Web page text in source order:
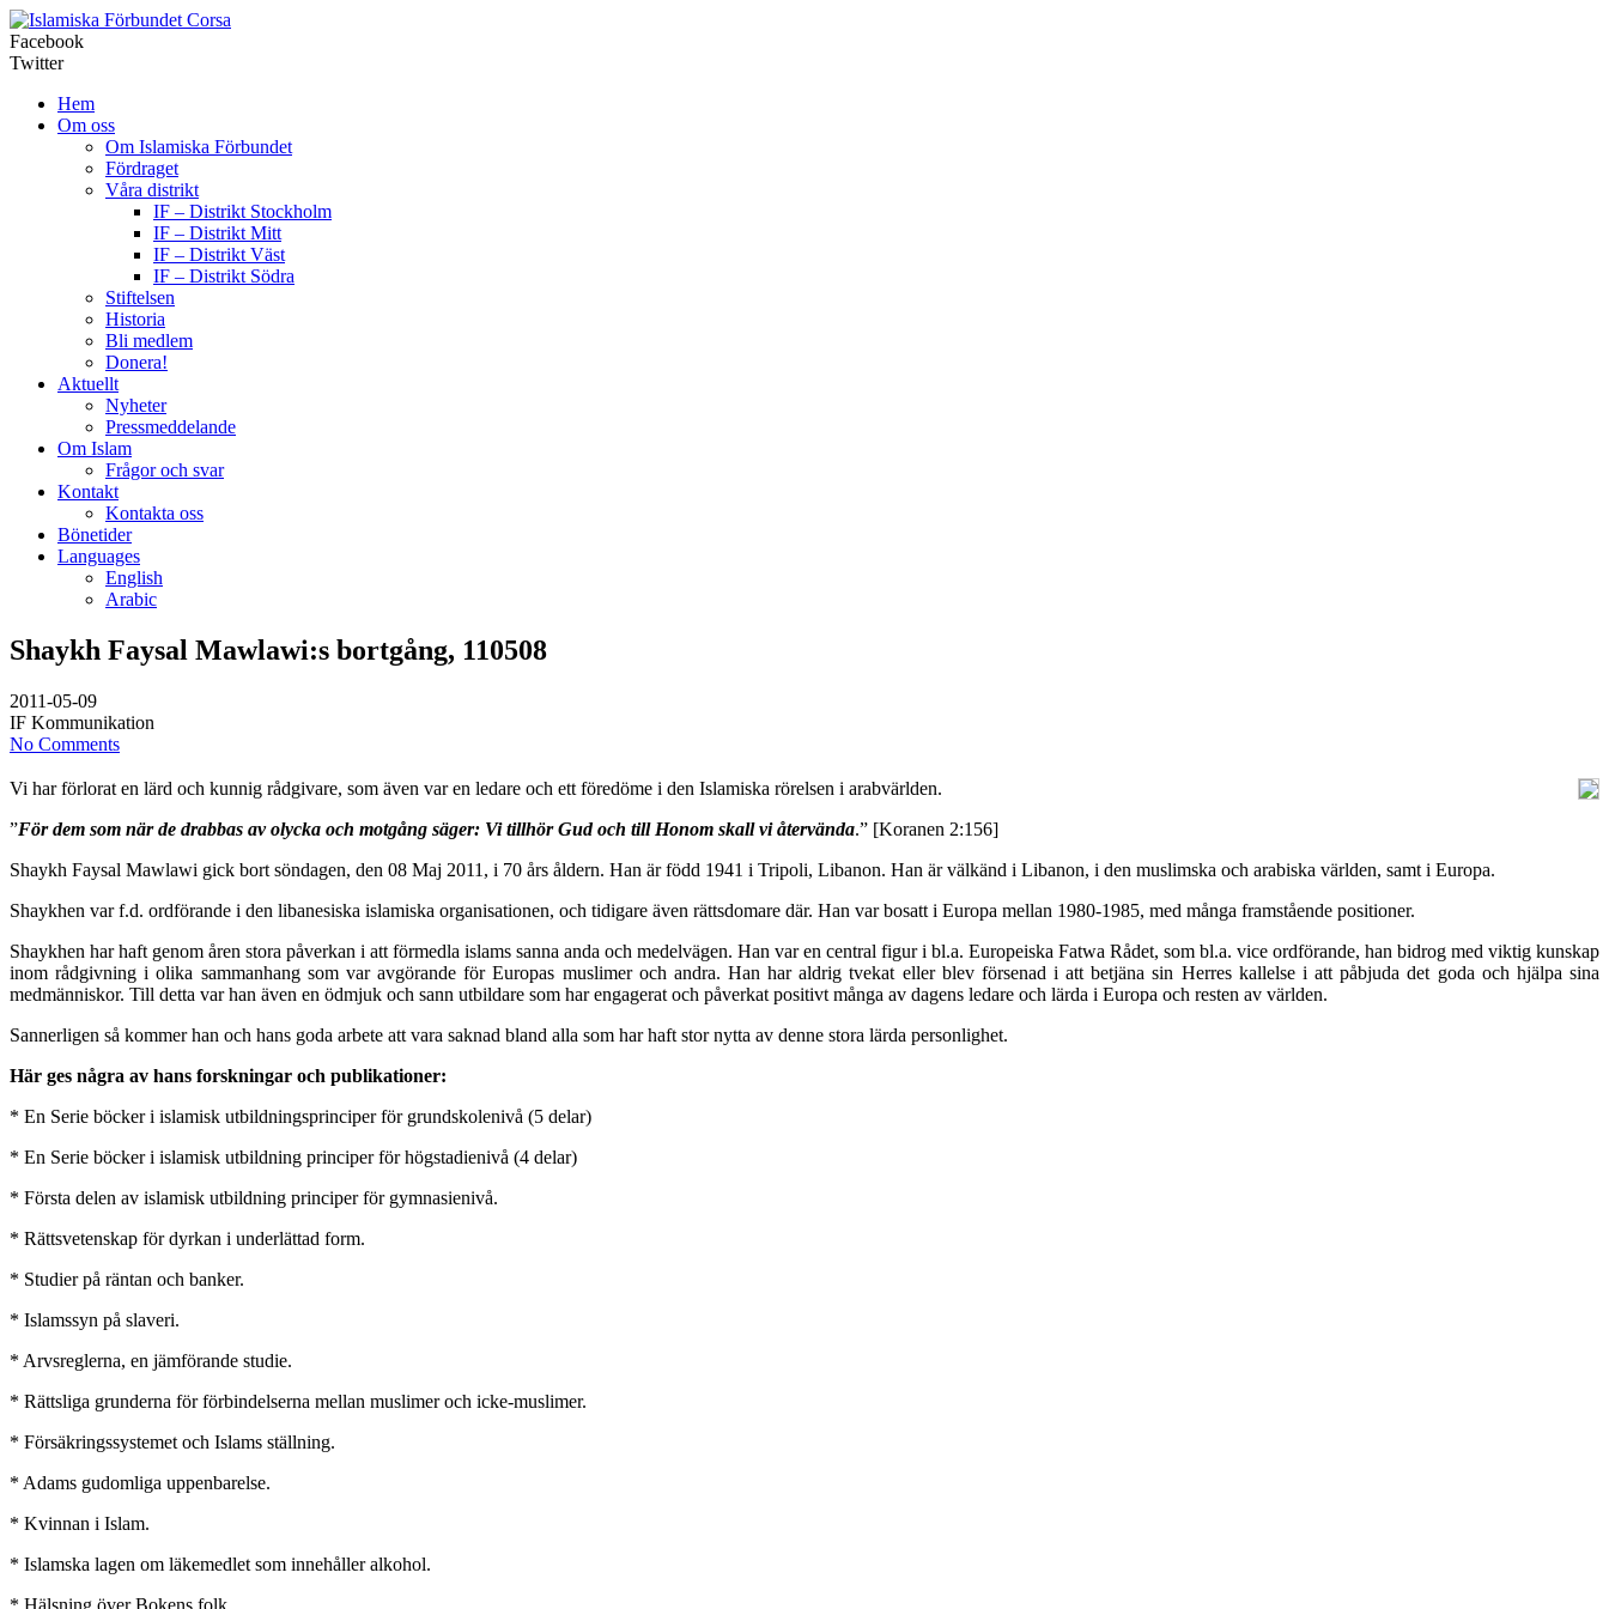
Corsa
Facebook
Twitter
Hem
Om oss
Om Islamiska Förbundet
Fördraget
Våra distrikt
IF – Distrikt Stockholm
IF – Distrikt Mitt
IF – Distrikt Väst
IF – Distrikt Södra
Stiftelsen
Historia
Bli medlem
Donera!
Aktuellt
Nyheter
Pressmeddelande
Om Islam
Frågor och svar
Kontakt
Kontakta oss
Bönetider
Languages
English
Arabic
Shaykh Faysal Mawlawi:s bortgång, 110508
2011-05-09
IF Kommunikation
No Comments
Vi har förlorat en lärd och kunnig rådgivare, som även var en ledare och ett föredöme i den Islamiska rörelsen i arabvärlden.
”För dem som när de drabbas av olycka och motgång säger: Vi tillhör Gud och till Honom skall vi återvända.” [Koranen 2:156]
Shaykh Faysal Mawlawi gick bort söndagen, den 08 Maj 2011, i 70 års åldern. Han är född 1941 i Tripoli, Libanon. Han är välkänd i Libanon, i den muslimska och arabiska världen, samt i Europa.
Shaykhen var f.d. ordförande i den libanesiska islamiska organisationen, och tidigare även rättsdomare där. Han var bosatt i Europa mellan 1980-1985, med många framstående positioner.
Shaykhen har haft genom åren stora påverkan i att förmedla islams sanna anda och medelvägen. Han var en central figur i bl.a. Europeiska Fatwa Rådet, som bl.a. vice ordförande, han bidrog med viktig kunskap
inom rådgivning i olika sammanhang som var avgörande för Europas muslimer och andra. Han har aldrig tvekat eller blev försenad i att betjäna sin Herres kallelse i att påbjuda det goda och hjälpa sina
medmänniskor. Till detta var han även en ödmjuk och sann utbildare som har engagerat och påverkat positivt många av dagens ledare och lärda i Europa och resten av världen.
Sannerligen så kommer han och hans goda arbete att vara saknad bland alla som har haft stor nytta av denne stora lärda personlighet.
Här ges några av hans forskningar och publikationer:
* En Serie böcker i islamisk utbildningsprinciper för grundskolenivå (5 delar)
* En Serie böcker i islamisk utbildning principer för högstadienivå (4 delar)
* Första delen av islamisk utbildning principer för gymnasienivå.
* Rättsvetenskap för dyrkan i underlättad form.
* Studier på räntan och banker.
* Islamssyn på slaveri.
* Arvsreglerna, en jämförande studie.
* Rättsliga grunderna för förbindelserna mellan muslimer och icke-muslimer.
* Försäkringssystemet och Islams ställning.
* Adams gudomliga uppenbarelse.
* Kvinnan i Islam.
* Islamska lagen om läkemedlet som innehåller alkohol.
* Hälsning över Bokens folk.